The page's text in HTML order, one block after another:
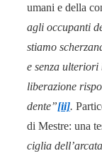
umani e della
agli occupanti
stiamo
e senza
liberazione
dente”[ii].
di Mestre: una
ciglia